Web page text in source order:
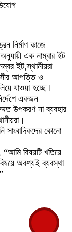
নির্মাণ কাজে
এক নাম্বার ইট
ইট,স্থানীয়রা
আপত্তি ও
যাওয়া হচ্ছে।
একজন
উপকরণ না ব্যবহার
সাংবাদিকদের কোনো
বিষয়টি খতিয়ে
অবশ্যই ব্যবস্থা